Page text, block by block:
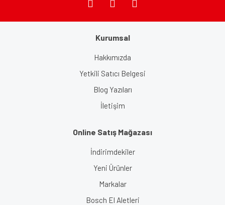
Gönder
Kurumsal
Hakkımızda
Yetkili Satıcı Belgesi
Blog Yazıları
İletişim
Online Satış Mağazası
İndirimdekiler
Yeni Ürünler
Markalar
Bosch El Aletleri